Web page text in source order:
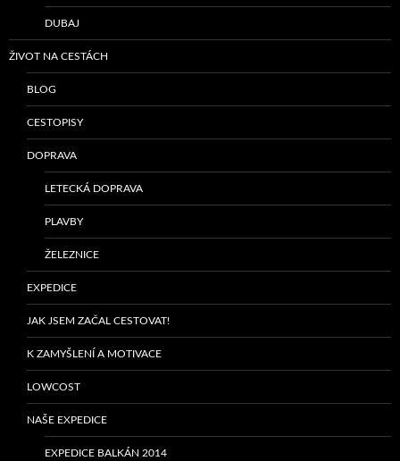
DUBAJ
ŽIVOT NA CESTÁCH
BLOG
CESTOPISY
DOPRAVA
LETECKÁ DOPRAVA
PLAVBY
ŽELEZNICE
EXPEDICE
JAK JSEM ZAČAL CESTOVAT!
K ZAMYŠLENÍ A MOTIVACE
LOWCOST
NAŠE EXPEDICE
EXPEDICE BALKÁN 2014